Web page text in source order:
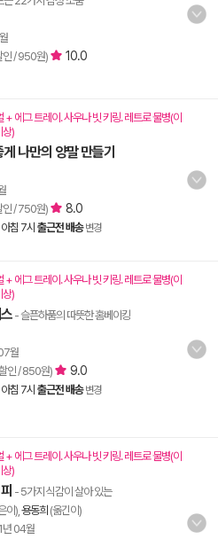
인 / 950원)
10.0
+ 에그 트레이. 사우나 빗 키링. 레트로 물병(이
상)
나만의 양말 만들기
인 / 750원) 8.0
침 7시 출근전 배송 변경
+ 에그 트레이. 사우나 빗 키링. 레트로 물병(이
상)
- 슬픈하품의 따뜻한 홈베이킹
월
인 / 850원) 9.0
침 7시 출근전 배송 변경
+ 에그 트레이. 사우나 빗 키링. 레트로 물병(이
상)
- 5가지 식감이 살아 있는
이), 용동희 (옮긴이)
04월